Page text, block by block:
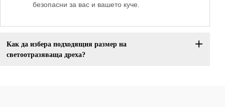
безопасни за вас и вашето куче.
Как да избера подходящия размер на
светоотразяваща дреха?